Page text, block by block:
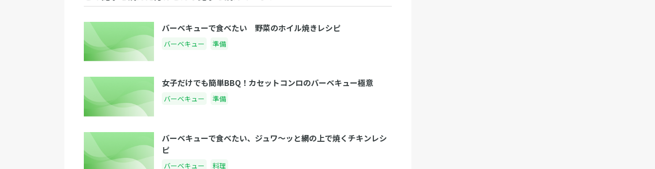
バーベキューで食べたい 野菜のホイル焼きレシピ
バーベキュー 準備
女子だけでも簡単BBQ！カセットコンロのバーベキュー極意
バーベキュー 準備
バーベキューで食べたい、ジュワ〜ッと網の上で焼くチキンレシ
ピ
バーベキュー 料理